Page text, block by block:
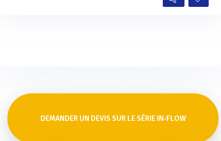
DEMANDER UN DEVIS SUR LE SÉRIE IN-FLOW